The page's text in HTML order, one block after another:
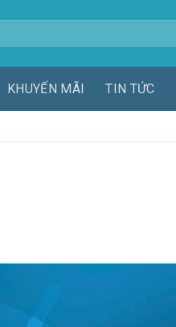
KHUYẾN MÃI TIN TỨC